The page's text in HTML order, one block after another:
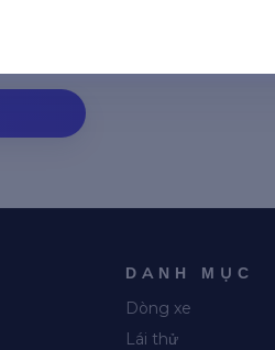
DANH MỤC
Dòng xe
Lái thử